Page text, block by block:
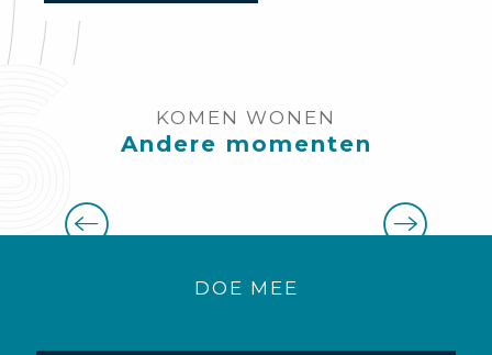
KOMEN WONEN
Andere momenten
DOE MEE